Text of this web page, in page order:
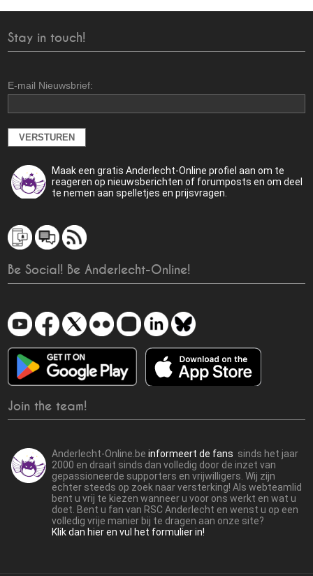
Stay in touch!
E-mail Nieuwsbrief:
Maak een gratis Anderlecht-Online profiel aan om te
reageren op nieuwsberichten of forumposts en om deel
te nemen aan spelletjes en prijsvragen.
Be Social! Be Anderlecht-Online!
Join the team!
Anderlecht-Online.beinformeert de fans sinds het jaar
2000 en draait sinds dan volledig door de inzet van
gepassioneerde supporters en vrijwilligers. Wij zijn
echter steeds op zoek naar versterking! Als webteamlid
bent u vrij te kiezen wanneer u voor ons werkt en wat u
doet. Bent u fan van RSC Anderlecht en wenst u op een
volledig vrije manier bij te dragen aan onze site?
Klik dan hier en vul het formulier in!